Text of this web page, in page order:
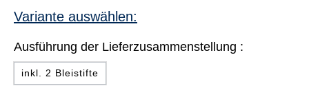
Variante auswählen:
Ausführung der Lieferzusammenstellung :
inkl. 2 Bleistifte